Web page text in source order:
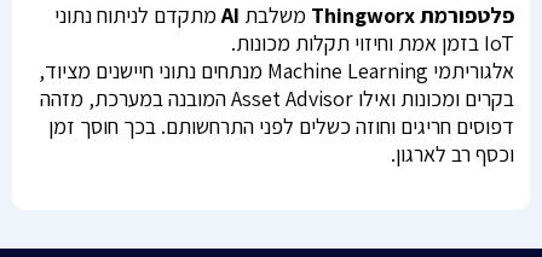
פלטפורמת Thingworx משלבת AIמתקדם לניתוח נתוני
IoT בזמן אמת וחיזוי תקלות מכונות.
אלגוריתמי Machine Learning מנתחים נתוני חיישנים מציוד,
בקרים ומכונות ואילו Asset Advisor המובנה במערכת, מזהה
דפוסים חריגים וחוזה כשלים לפני התרחשותם. בכך חוסך זמן
וכסף רב לארגון.